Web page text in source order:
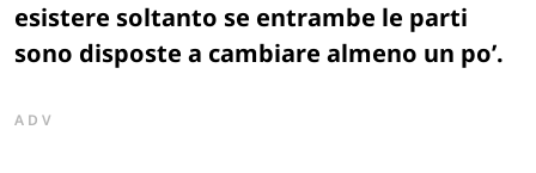
esistere soltanto se entrambe le parti
sono disposte a cambiare almeno un po’.
ADV